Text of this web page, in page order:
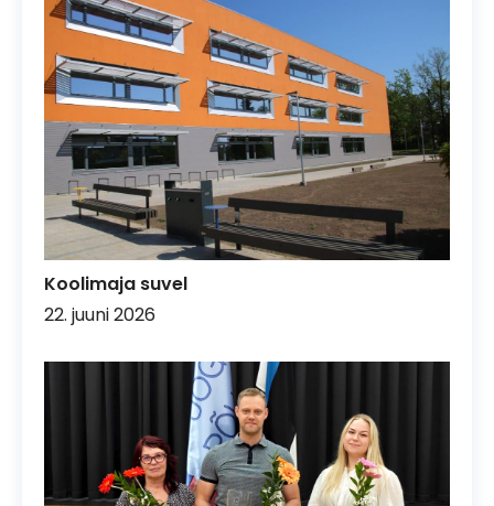
Koolimaja suvel
22. juuni 2026